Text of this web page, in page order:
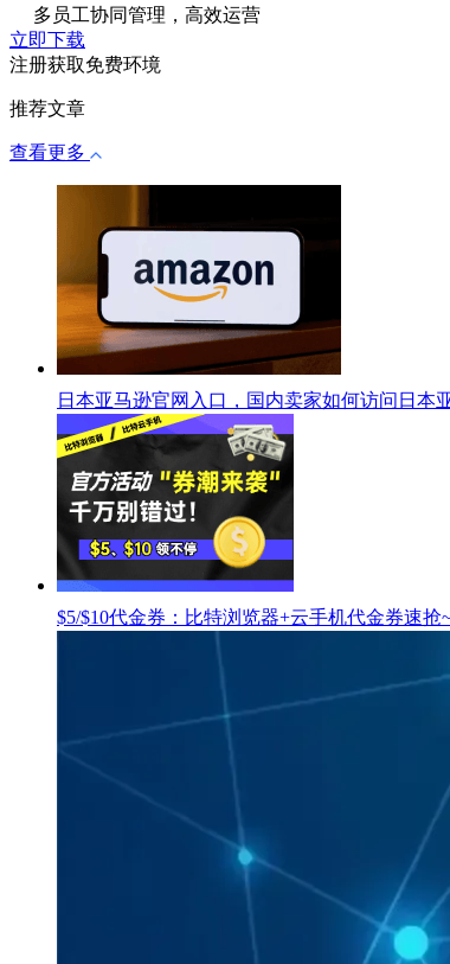
多员工协同管理，高效运营
立即下载
注册获取免费环境
推荐文章
查看更多
日本亚马逊官网入口，国内卖家如何访问日本
$5/$10代金券：比特浏览器+云手机代金券速抢